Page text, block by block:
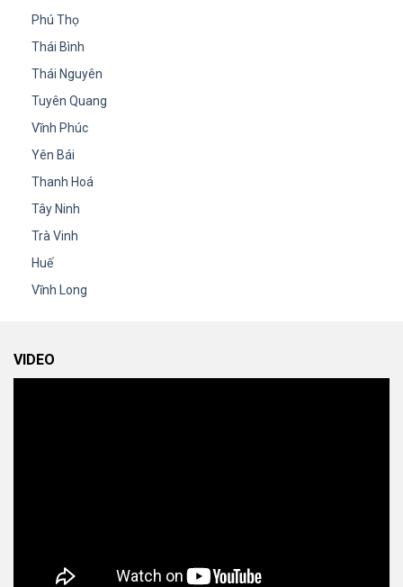
Phú Thọ
Thái Bình
Thái Nguyên
Tuyên Quang
Vĩnh Phúc
Yên Bái
Thanh Hoá
Tây Ninh
Trà Vinh
Huế
Vĩnh Long
VIDEO